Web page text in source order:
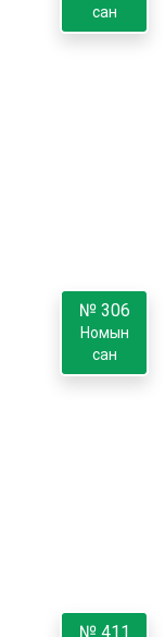
сан
№ 306
Номын
сан
№ 411